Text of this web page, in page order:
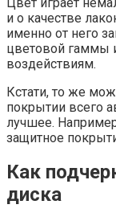
и о качестве
именно от него
цветовой гаммы
воздействиям.
Кстати, то же
покрытии всего
лучшее.
защитное
Как
диска